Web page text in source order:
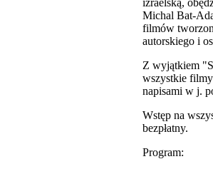
izraelską,
Michal Bat-
filmów
autorskiego i
Z wyjątkiem
wszystkie
napisami w j.
Wstęp na
bezpłatny.
Program: